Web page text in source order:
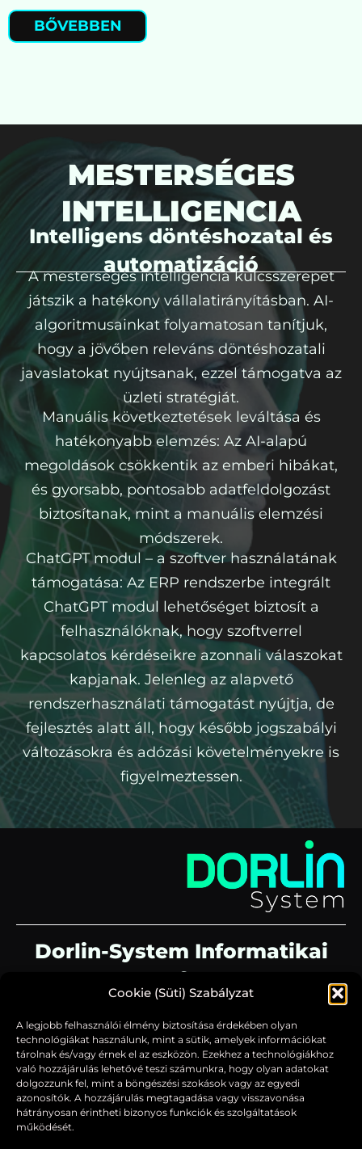
Cookie (Süti) Szabályzat
A legjobb felhasználói élmény biztosítása érdekében olyan
technológiákat használunk, mint a sütik, amelyek információkat
tárolnak és/vagy érnek el az eszközön. Ezekhez a technológiákhoz
való hozzájárulás lehetővé teszi számunkra, hogy olyan adatokat
dolgozzunk fel, mint a böngészési szokások vagy az egyedi
azonosítók. A hozzájárulás megtagadása vagy visszavonása
hátrányosan érintheti bizonyos funkciók és szolgáltatások
működését.
BŐVEBBEN
MESTERSÉGES
INTELLIGENCIA
Intelligens döntéshozatal és
automatizáció
A mesterséges intelligencia kulcsszerepet
játszik a hatékony vállalatirányításban. AI-
algoritmusainkat folyamatosan tanítjuk,
hogy a jövőben releváns döntéshozatali
javaslatokat nyújtsanak, ezzel támogatva az
üzleti stratégiát.
Manuális következtetések leváltása és
hatékonyabb elemzés: Az AI-alapú
megoldások csökkentik az emberi hibákat,
és gyorsabb, pontosabb adatfeldolgozást
biztosítanak, mint a manuális elemzési
módszerek.
ChatGPT modul – a szoftver használatának
támogatása: Az ERP rendszerbe integrált
ChatGPT modul lehetőséget biztosít a
felhasználóknak, hogy szoftverrel
kapcsolatos kérdéseikre azonnali válaszokat
kapjanak. Jelenleg az alapvető
rendszerhasználati támogatást nyújtja, de
fejlesztés alatt áll, hogy később jogszabályi
változásokra és adózási követelményekre is
figyelmeztessen.
Dorlin-System Informatikai
Kft.
Telefon: +36 70 638 3088
Support: +36 70 674 8750
e-mail: sandor.badak@dorlin-system.hu